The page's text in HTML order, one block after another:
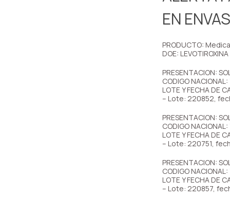
EN
PRODUCTO:
DOE:
PRESENTACION:
CODIGO
LOTE Y FECHA DE
– Lote: 220852,
PRESENTACION:
CODIGO
LOTE Y FECHA DE
– Lote: 220751,
PRESENTACION:
CODIGO
LOTE Y FECHA DE
– Lote: 220857,